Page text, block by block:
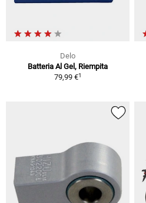
Delo
Batteria Al Gel, Riempita
79,99 €1